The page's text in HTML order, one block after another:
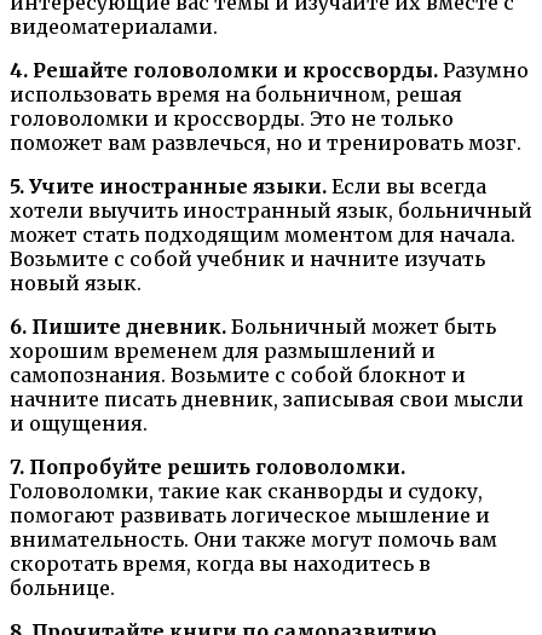
видеоматериалами.
4. Решайте головоломки и кроссворды. Разумно
использовать время на больничном, решая
головоломки и кроссворды. Это не только
поможет вам развлечься, но и тренировать мозг.
5. Учите иностранные языки. Если вы всегда
хотели выучить иностранный язык, больничный
может стать подходящим моментом для начала.
Возьмите с собой учебник и начните изучать
новый язык.
6. Пишите дневник. Больничный может быть
хорошим временем для размышлений и
самопознания. Возьмите с собой блокнот и
начните писать дневник, записывая свои мысли
и ощущения.
7. Попробуйте решить головоломки.
Головоломки, такие как сканворды и судоку,
помогают развивать логическое мышление и
внимательность. Они также могут помочь вам
скоротать время, когда вы находитесь в
больнице.